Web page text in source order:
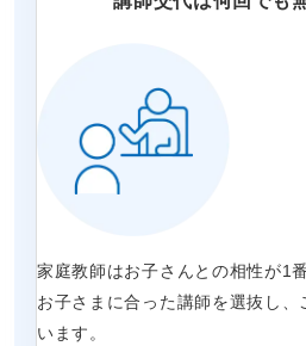
家庭教師はお子さんとの相性が1
お子さまに合った講師を選抜し、
います。